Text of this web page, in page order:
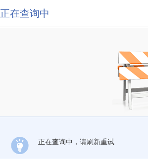
正在查询中
正在查询中，请刷新重试